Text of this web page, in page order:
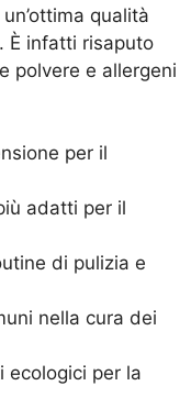
qualità
È infatti risaputo
polvere e allergeni
per il
adatti per il
di pulizia e
nella cura dei
ecologici per la